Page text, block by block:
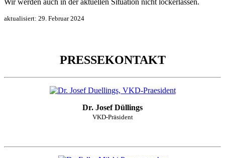
Wir werden auch in der aktuellen Situation nicht lockerlassen.
aktualisiert: 29. Februar 2024
PRESSEKONTAKT
Dr. Josef Düllings
VKD-Präsident